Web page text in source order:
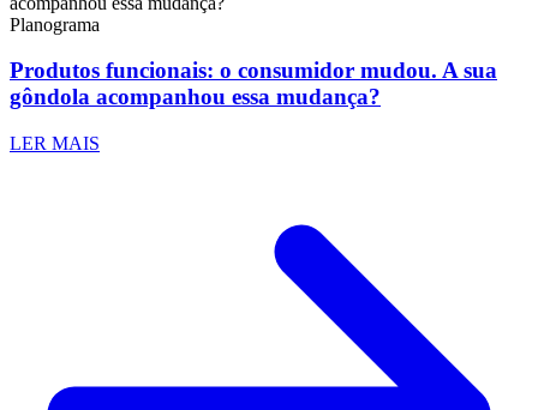
Planograma
Produtos funcionais: o consumidor mudou. A sua
gôndola acompanhou essa mudança?
LER MAIS